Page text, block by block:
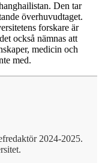
Den tar
överhuvudtaget.
forskare är
också nämnas att
medicin och
med.
2024-2025.